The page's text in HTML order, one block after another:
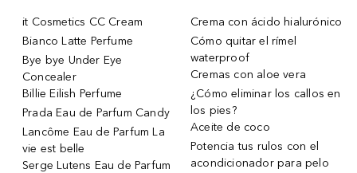
it Cosmetics CC Cream
Bianco Latte Perfume
Bye bye Under Eye
Concealer
Billie Eilish Perfume
Prada Eau de Parfum Candy
Lancôme Eau de Parfum La
vie est belle
Serge Lutens Eau de Parfum
Crema con ácido hialurónico
Cómo quitar el rímel
waterproof
Cremas con aloe vera
¿Cómo eliminar los callos en
los pies?
Aceite de coco
Potencia tus rulos con el
acondicionador para pelo